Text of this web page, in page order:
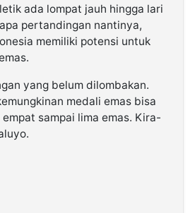
ada lompat jauh hingga lari
pertandingan nantinya,
memiliki potensi untuk
yang belum dilombakan.
medali emas bisa
sampai lima emas. Kira-